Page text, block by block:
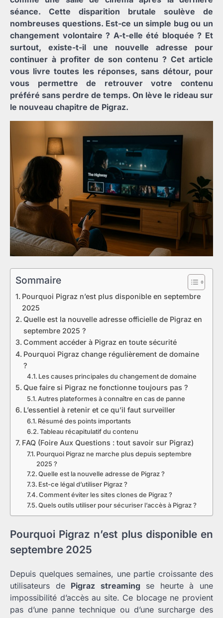
séance. Cette disparition brutale soulève de
nombreuses questions. Est-ce un simple bug ou un
changement volontaire ? A-t-elle été bloquée ? Et
surtout, existe-t-il une nouvelle adresse pour
continuer à profiter de son contenu ? Cet article
vous livre toutes les réponses, sans détour, pour
vous permettre de retrouver votre contenu
préféré sans perdre de temps. On lève le rideau sur
le nouveau chapitre de Pigraz.
Sommaire
Pourquoi Pigraz n’est plus disponible en septembre
2025
Quelle est la nouvelle adresse officielle de Pigraz en
septembre 2025 ?
Comment accéder à Pigraz en toute sécurité
Pourquoi Pigraz change régulièrement de domaine
?
Les causes principales du changement de domaine
Que faire si Pigraz ne fonctionne toujours pas ?
Autres plateformes à connaître en cas de panne
L’essentiel à retenir et ce qu’il faut surveiller
Résumé des points importants
Tableau récapitulatif du contenu
FAQ (Foire Aux Questions : tout savoir sur Pigraz)
Pourquoi Pigraz ne marche plus depuis septembre
2025 ?
Quelle est la nouvelle adresse de Pigraz ?
Est-ce légal d’utiliser Pigraz ?
Comment éviter les sites clones de Pigraz ?
Quels outils utiliser pour sécuriser l’accès à Pigraz ?
Pourquoi Pigraz n’est plus disponible en
septembre 2025
Depuis quelques semaines, une partie croissante des
utilisateurs de Pigraz streaming se heurte à une
impossibilité d’accès au site. Ce blocage ne provient
pas d’une panne technique ou d’une surcharge des